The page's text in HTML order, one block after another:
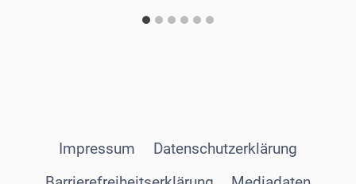
Impressum
Datenschutzerklärung